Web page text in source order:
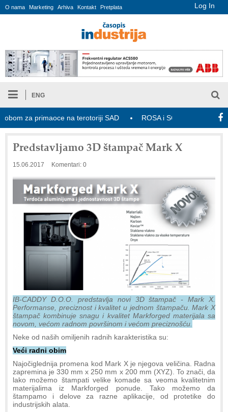
Log In
O nama Marketing Arhiva Kontakt Pretplata
ENG
primaoce na terotoriji SAD ROSA i SCHUNK podižu
Predstavljamo 3D štampač Mark X
15.06.2017 Komentari: 0
IB-CADDY D.O.O. predstavlja novi 3D štampač - Mark X.
Performanse, preciznost i kvalitet u jednom štampaču. Mark X
štampač kombinuje snagu i kvalitet Markforged materijala sa
novom, većom radnom površinom i većom preciznošću.
Neke od naših omiljenih radnih karakteristika su:
Veći radni obim
Najočiglednija promena kod Mark X je njegova veličina. Radna
zapremina je 330 mm x 250 mm x 200 mm (XYZ). To znači, da
lako možemo štampati velike komade sa veoma kvalitetnim
materijalima iz Markforged ponude. Tako možemo da
štampamo i delove za razne aplikacije, od protetike do
industrijskih alata.